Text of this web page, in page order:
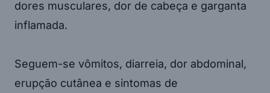
dores musculares, dor de cabeça e garganta
inflamada.
Seguem-se vômitos, diarreia, dor abdominal,
erupção cutânea e sintomas de